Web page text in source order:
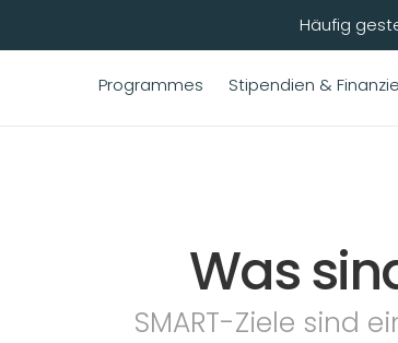
Was
SMART-Ziele sind
Häufig
Programmes Stipendien &